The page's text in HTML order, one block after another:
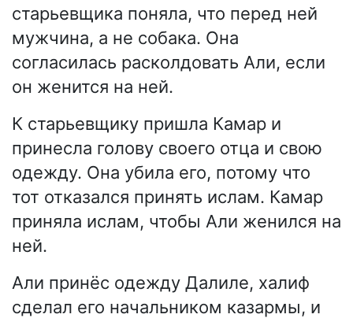
старьевщика поняла, что перед ней
мужчина, а не собака. Она
согласилась расколдовать Али, если
он женится на ней.
К старьевщику пришла Камар и
принесла голову своего отца и свою
одежду. Она убила его, потому что
тот отказался принять ислам. Камар
приняла ислам, чтобы Али женился на
ней.
Али принёс одежду Далиле, халиф
сделал его начальником казармы, и